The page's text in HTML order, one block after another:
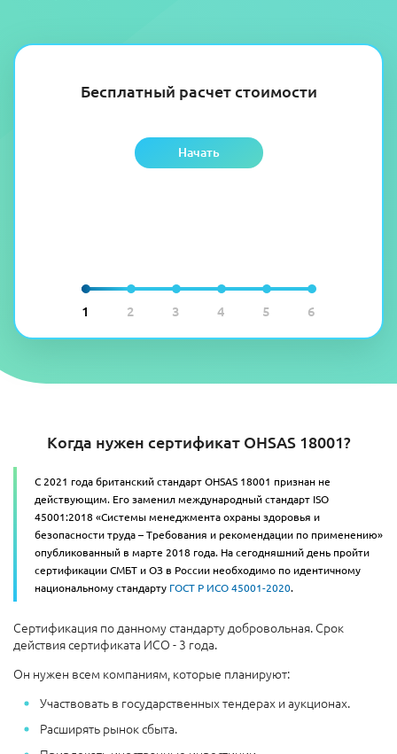
1 2 3 4 5 6
Бесплатный расчет стоимости
Начать
Когда нужен сертификат OHSAS 18001?
С 2021 года британский стандарт OHSAS 18001 признан не
действующим. Его заменил международный стандарт ISO
45001:2018 «Системы менеджмента охраны здоровья и
безопасности труда – Требования и рекомендации по применению»
опубликованный в марте 2018 года. На сегодняшний день пройти
сертификации СМБТ и ОЗ в России необходимо по идентичному
национальному стандарту ГОСТ Р ИСО 45001-2020.
Сертификация по данному стандарту добровольная. Срок
действия сертификата ИСО - 3 года.
Он нужен всем компаниям, которые планируют:
Участвовать в государственных тендерах и аукционах.
Расширять рынок сбыта.